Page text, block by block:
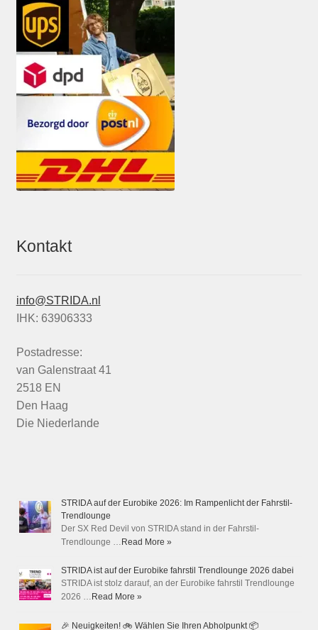
Kontakt
info@STRIDA.nl
IHK: 63906333
Postadresse:
van Galenstraat 41
2518 EN
Den Haag
Die Niederlande
STRIDA auf der Eurobike 2026: Im Rampenlicht der Fahrstil-
Trendlounge
Der SX Red Devil von STRIDA stand in der Fahrstil-
Trendlounge … Read More »
STRIDA ist auf der Eurobike fahrstil Trendlounge 2026 dabei
STRIDA ist stolz darauf, an der Eurobike fahrstil Trendlounge
2026 … Read More »
🎉 Neuigkeiten! 🚲 Wählen Sie Ihren Abholpunkt 📦